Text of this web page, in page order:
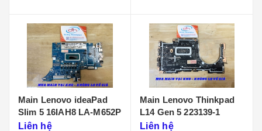
Main Lenovo ideaPad
Slim 5 16IAH8 LA-M652P
Liên hệ
Main Lenovo Thinkpad
L14 Gen 5 223139-1
Liên hệ